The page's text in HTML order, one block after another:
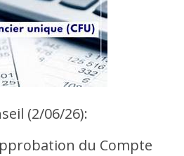
(2/06/26):
du Compte